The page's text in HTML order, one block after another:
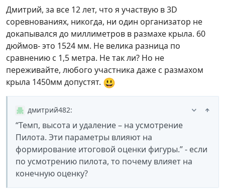
Дмитрий, за все 12 лет, что я участвую в 3D
соревнованиях, никогда, ни один организатор не
докапывался до миллиметров в размахе крыла. 60
дюймов- это 1524 мм. Не велика разница по
сравнению с 1,5 метра. Не так ли? Но не
переживайте, любого участника даже с размахом
крыла 1450мм допустят. 😃
дмитрий482:
“Темп, высота и удаление – на усмотрение
Пилота. Эти параметры влияют на
формирование итоговой оценки фигуры.” - если
по усмотрению пилота, то почему влияет на
конечную оценку?